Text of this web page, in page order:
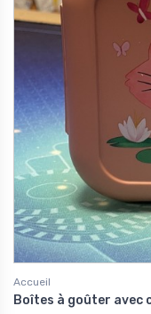
Accueil
Boîtes à goûter avec